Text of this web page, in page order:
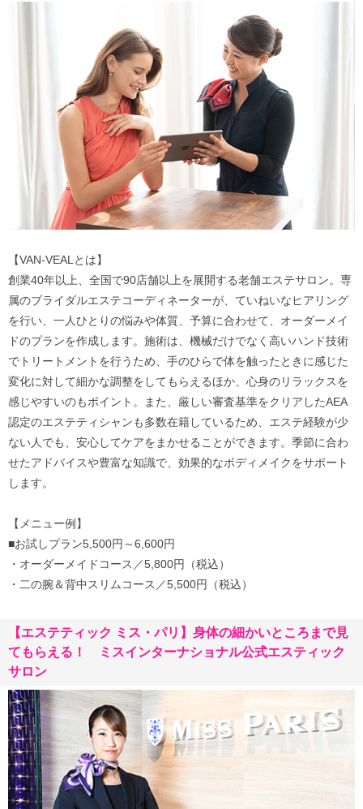
【VAN-VEALとは】
創業40年以上、全国で90店舗以上を展開する老舗エステサロン。専
属のブライダルエステコーディネーターが、ていねいなヒアリング
を行い、一人ひとりの悩みや体質、予算に合わせて、オーダーメイ
ドのプランを作成します。施術は、機械だけでなく高いハンド技術
でトリートメントを行うため、手のひらで体を触ったときに感じた
変化に対して細かな調整をしてもらえるほか、心身のリラックスを
感じやすいのもポイント。また、厳しい審査基準をクリアしたAEA
認定のエステティシャンも多数在籍しているため、エステ経験が少
ない人でも、安心してケアをまかせることができます。季節に合わ
せたアドバイスや豊富な知識で、効果的なボディメイクをサポート
します。
【メニュー例】
■お試しプラン5,500円～6,600円
・オーダーメイドコース／5,800円（税込）
・二の腕＆背中スリムコース／5,500円（税込）
【エステティック ミス・パリ】身体の細かいところまで見
てもらえる！ ミスインターナショナル公式エスティック
サロン